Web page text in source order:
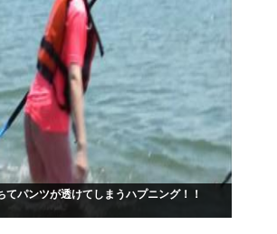
パンツが透けてしまうハプニング！！